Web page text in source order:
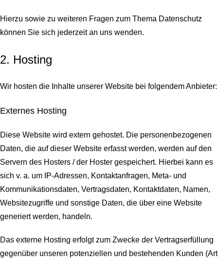
Hierzu sowie zu weiteren Fragen zum Thema Datenschutz
können Sie sich jederzeit an uns wenden.
2. Hosting
Wir hosten die Inhalte unserer Website bei folgendem Anbieter:
Externes Hosting
Diese Website wird extern gehostet. Die personenbezogenen
Daten, die auf dieser Website erfasst werden, werden auf den
Servern des Hosters / der Hoster gespeichert. Hierbei kann es
sich v. a. um IP-Adressen, Kontaktanfragen, Meta- und
Kommunikationsdaten, Vertragsdaten, Kontaktdaten, Namen,
Websitezugriffe und sonstige Daten, die über eine Website
generiert werden, handeln.
Das externe Hosting erfolgt zum Zwecke der Vertragserfüllung
gegenüber unseren potenziellen und bestehenden Kunden